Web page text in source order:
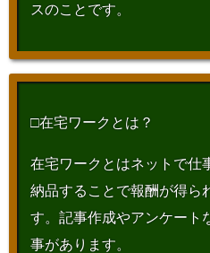
スのことです。
□在宅ワークとは？
在宅ワークとはネットで仕
納品することで報酬が得ら
す。記事作成やアンケート
事があります。